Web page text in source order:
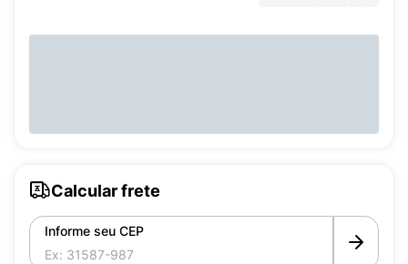
Calcular frete
Informe seu CEP